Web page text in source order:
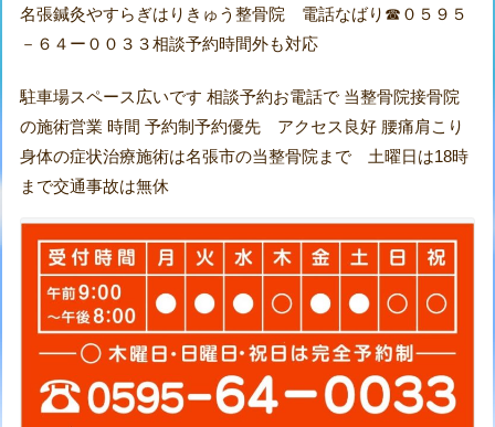
名張鍼灸やすらぎはりきゅう整骨院 電話なばり☎０５９５
－６４ー００３３相談予約時間外も対応
駐車場スペース広いです 相談予約お電話で 当整骨院接骨院
の施術営業 時間 予約制予約優先 アクセス良好 腰痛肩こり
身体の症状治療施術は名張市の当整骨院まで 土曜日は18時
まで交通事故は無休